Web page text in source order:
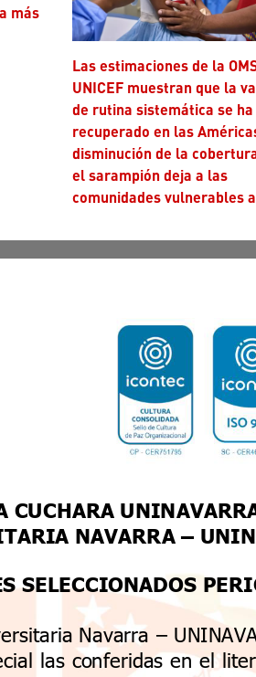
Las estimaciones de la OMS y
UNICEF muestran que la
de rutina sistemática se ha
recuperado en las
disminución de la
el sarampión deja a las
comunidades vulnerables